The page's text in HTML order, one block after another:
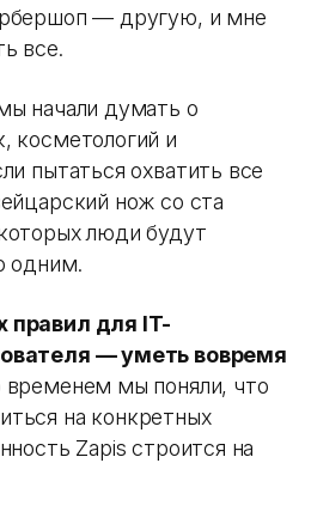
— другую, и мне
все.
начали думать о
косметологий и
пытаться охватить все
нож со ста
люди будут
одним.
правил для IT-
— уметь вовремя
временем мы поняли, что
на конкретных
Zapis строится на